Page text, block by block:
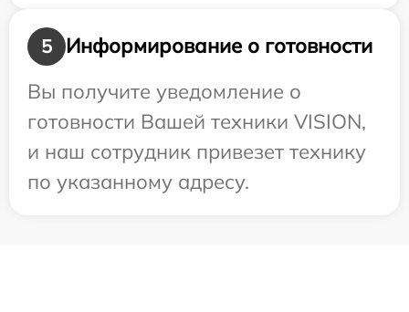
5
Информирование о готовности
Вы получите уведомление о
готовности Вашей техники VISION,
и наш сотрудник привезет технику
по указанному адресу.